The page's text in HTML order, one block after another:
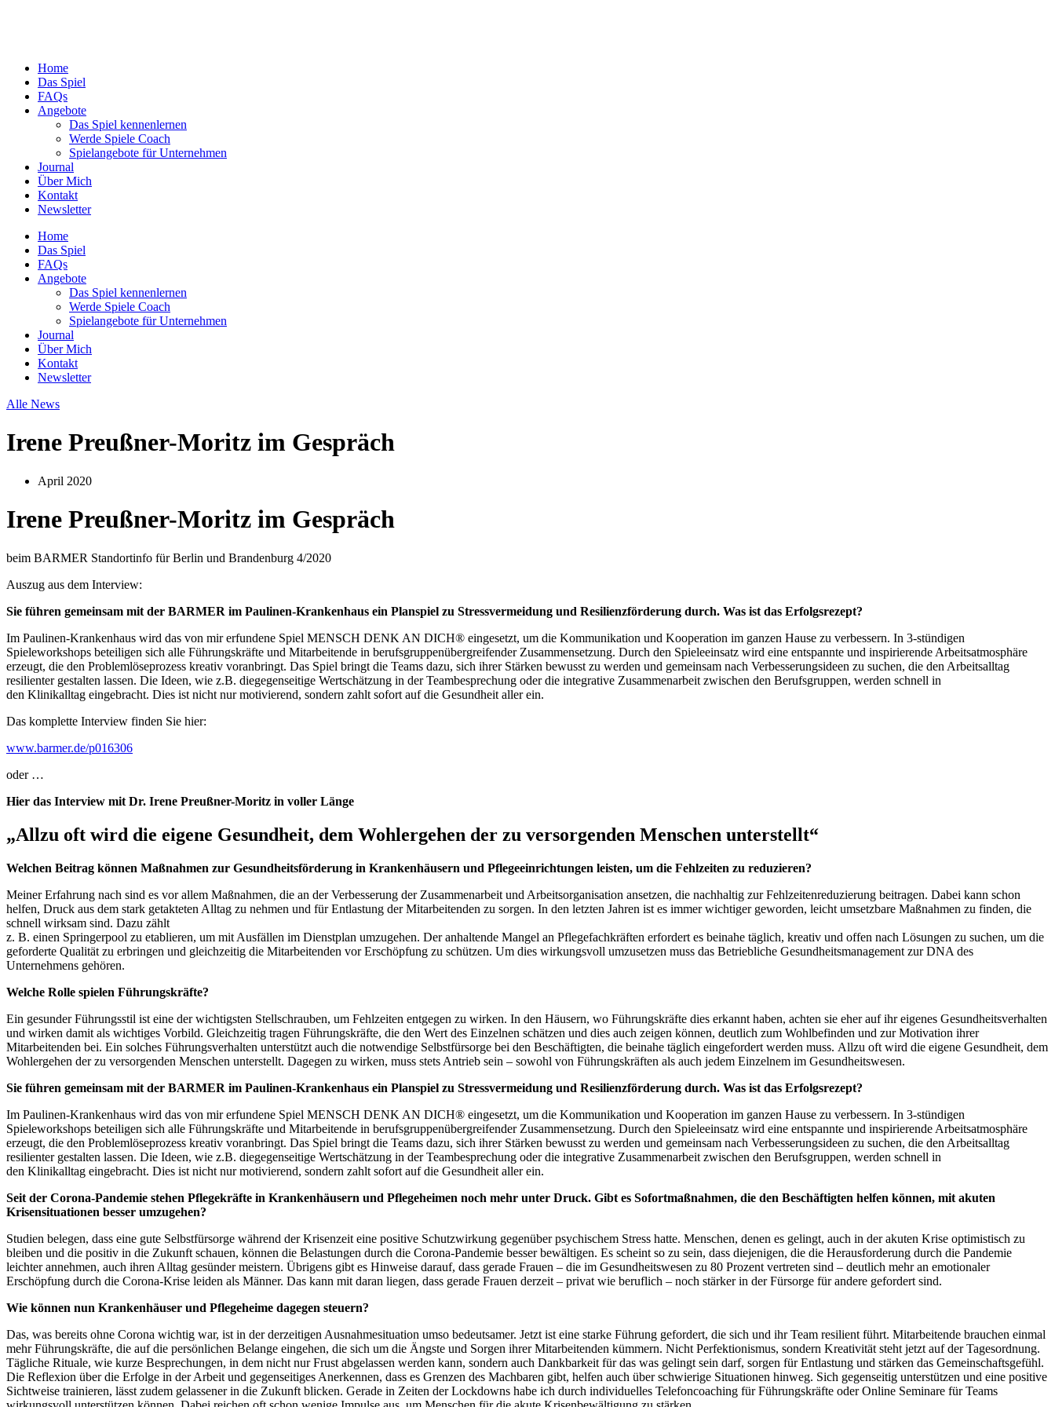
Home
Das Spiel
FAQs
Angebote
Das Spiel kennenlernen
Werde Spiele Coach
Spielangebote für Unternehmen
Journal
Über Mich
Kontakt
Newsletter
Home
Das Spiel
FAQs
Angebote
Das Spiel kennenlernen
Werde Spiele Coach
Spielangebote für Unternehmen
Journal
Über Mich
Kontakt
Newsletter
Alle News
Irene Preußner-Moritz im Gespräch
April 2020
Irene Preußner-Moritz im Gespräch
beim BARMER Standortinfo für Berlin und Brandenburg 4/2020
Auszug aus dem Interview:
Sie führen gemeinsam mit der BARMER im Paulinen-Krankenhaus ein Planspiel zu Stressvermeidung und Resilienzförderung durch. Was ist das Erfolgsrezept?
Im Paulinen-Krankenhaus wird das von mir erfundene Spiel MENSCH DENK AN DICH® eingesetzt, um die Kommunikation und Kooperation im ganzen Hause zu verbessern. In 3-stündigen
Spieleworkshops beteiligen sich alle Führungskräfte und Mitarbeitende in berufsgruppenübergreifender Zusammensetzung. Durch den Spieleeinsatz wird eine entspannte und inspirierende Arbeitsatmosphäre
erzeugt, die den Problemlöseprozess kreativ voranbringt. Das Spiel bringt die Teams dazu, sich ihrer Stärken bewusst zu werden und gemeinsam nach Verbesserungsideen zu suchen, die den Arbeitsalltag
resilienter gestalten lassen. Die Ideen, wie z.B. diegegenseitige Wertschätzung in der Teambesprechung oder die integrative Zusammenarbeit zwischen den Berufsgruppen, werden schnell in
den Klinikalltag eingebracht. Dies ist nicht nur motivierend, sondern zahlt sofort auf die Gesundheit aller ein.
Das komplette Interview finden Sie hier:
www.barmer.de/p016306
oder …
Hier das Interview mit Dr. Irene Preußner-Moritz in voller Länge
„Allzu oft wird die eigene Gesundheit, dem Wohlergehen der zu versorgenden Menschen unterstellt“
Welchen Beitrag können Maßnahmen zur Gesundheitsförderung in Krankenhäusern und Pflegeeinrichtungen leisten, um die Fehlzeiten zu reduzieren?
Meiner Erfahrung nach sind es vor allem Maßnahmen, die an der Verbesserung der Zusammenarbeit und Arbeitsorganisation ansetzen, die nachhaltig zur Fehlzeitenreduzierung beitragen. Dabei kann schon
helfen, Druck aus dem stark getakteten Alltag zu nehmen und für Entlastung der Mitarbeitenden zu sorgen. In den letzten Jahren ist es immer wichtiger geworden, leicht umsetzbare Maßnahmen zu finden, die
schnell wirksam sind. Dazu zählt
z. B. einen Springerpool zu etablieren, um mit Ausfällen im Dienstplan umzugehen. Der anhaltende Mangel an Pflegefachkräften erfordert es beinahe täglich, kreativ und offen nach Lösungen zu suchen, um die
geforderte Qualität zu erbringen und gleichzeitig die Mitarbeitenden vor Erschöpfung zu schützen. Um dies wirkungsvoll umzusetzen muss das Betriebliche Gesundheitsmanagement zur DNA des
Unternehmens gehören.
Welche Rolle spielen Führungskräfte?
Ein gesunder Führungsstil ist eine der wichtigsten Stellschrauben, um Fehlzeiten entgegen zu wirken. In den Häusern, wo Führungskräfte dies erkannt haben, achten sie eher auf ihr eigenes Gesundheitsverhalten
und wirken damit als wichtiges Vorbild. Gleichzeitig tragen Führungskräfte, die den Wert des Einzelnen schätzen und dies auch zeigen können, deutlich zum Wohlbefinden und zur Motivation ihrer
Mitarbeitenden bei. Ein solches Führungsverhalten unterstützt auch die notwendige Selbstfürsorge bei den Beschäftigten, die beinahe täglich eingefordert werden muss. Allzu oft wird die eigene Gesundheit, dem
Wohlergehen der zu versorgenden Menschen unterstellt. Dagegen zu wirken, muss stets Antrieb sein – sowohl von Führungskräften als auch jedem Einzelnem im Gesundheitswesen.
Sie führen gemeinsam mit der BARMER im Paulinen-Krankenhaus ein Planspiel zu Stressvermeidung und Resilienzförderung durch. Was ist das Erfolgsrezept?
Im Paulinen-Krankenhaus wird das von mir erfundene Spiel MENSCH DENK AN DICH® eingesetzt, um die Kommunikation und Kooperation im ganzen Hause zu verbessern. In 3-stündigen
Spieleworkshops beteiligen sich alle Führungskräfte und Mitarbeitende in berufsgruppenübergreifender Zusammensetzung. Durch den Spieleeinsatz wird eine entspannte und inspirierende Arbeitsatmosphäre
erzeugt, die den Problemlöseprozess kreativ voranbringt. Das Spiel bringt die Teams dazu, sich ihrer Stärken bewusst zu werden und gemeinsam nach Verbesserungsideen zu suchen, die den Arbeitsalltag
resilienter gestalten lassen. Die Ideen, wie z.B. diegegenseitige Wertschätzung in der Teambesprechung oder die integrative Zusammenarbeit zwischen den Berufsgruppen, werden schnell in
den Klinikalltag eingebracht. Dies ist nicht nur motivierend, sondern zahlt sofort auf die Gesundheit aller ein.
Seit der Corona-Pandemie stehen Pflegekräfte in Krankenhäusern und Pflegeheimen noch mehr unter Druck. Gibt es Sofortmaßnahmen, die den Beschäftigten helfen können, mit akuten
Krisensituationen besser umzugehen?
Studien belegen, dass eine gute Selbstfürsorge während der Krisenzeit eine positive Schutzwirkung gegenüber psychischem Stress hatte. Menschen, denen es gelingt, auch in der akuten Krise optimistisch zu
bleiben und die positiv in die Zukunft schauen, können die Belastungen durch die Corona-Pandemie besser bewältigen. Es scheint so zu sein, dass diejenigen, die die Herausforderung durch die Pandemie
leichter annehmen, auch ihren Alltag gesünder meistern. Übrigens gibt es Hinweise darauf, dass gerade Frauen – die im Gesundheitswesen zu 80 Prozent vertreten sind – deutlich mehr an emotionaler
Erschöpfung durch die Corona-Krise leiden als Männer. Das kann mit daran liegen, dass gerade Frauen derzeit – privat wie beruflich – noch stärker in der Fürsorge für andere gefordert sind.
Wie können nun Krankenhäuser und Pflegeheime dagegen steuern?
Das, was bereits ohne Corona wichtig war, ist in der derzeitigen Ausnahmesituation umso bedeutsamer. Jetzt ist eine starke Führung gefordert, die sich und ihr Team resilient führt. Mitarbeitende brauchen einmal
mehr Führungskräfte, die auf die persönlichen Belange eingehen, die sich um die Ängste und Sorgen ihrer Mitarbeitenden kümmern. Nicht Perfektionismus, sondern Kreativität steht jetzt auf der Tagesordnung.
Tägliche Rituale, wie kurze Besprechungen, in dem nicht nur Frust abgelassen werden kann, sondern auch Dankbarkeit für das was gelingt sein darf, sorgen für Entlastung und stärken das Gemeinschaftsgefühl.
Die Reflexion über die Erfolge in der Arbeit und gegenseitiges Anerkennen, dass es Grenzen des Machbaren gibt, helfen auch über schwierige Situationen hinweg. Sich gegenseitig unterstützen und eine positive
Sichtweise trainieren, lässt zudem gelassener in die Zukunft blicken. Gerade in Zeiten der Lockdowns habe ich durch individuelles Telefoncoaching für Führungskräfte oder Online Seminare für Teams